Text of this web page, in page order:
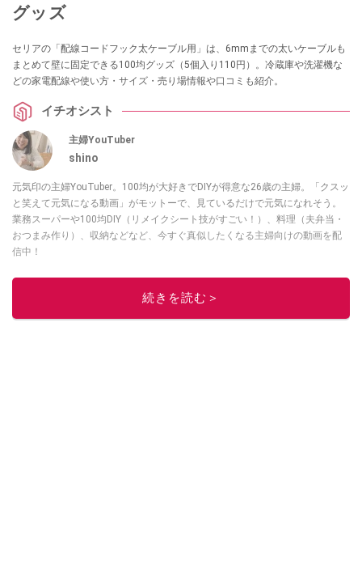
グッズ
セリアの「配線コードフック太ケーブル用」は、6mmまでの太いケーブルも
まとめて壁に固定できる100均グッズ（5個入り110円）。冷蔵庫や洗濯機な
どの家電配線や使い方・サイズ・売り場情報や口コミも紹介。
イチオシスト
主婦YouTuber
shino
元気印の主婦YouTuber。100均が大好きでDIYが得意な26歳の主婦。「クスッ
と笑えて元気になる動画」がモットーで、見ているだけで元気になれそう。
業務スーパーや100均DIY（リメイクシート技がすごい！）、料理（夫弁当・
おつまみ作り）、収納などなど、今すぐ真似したくなる主婦向けの動画を配
信中！
このイチオシストの他の記事を読む
続きを読む＞